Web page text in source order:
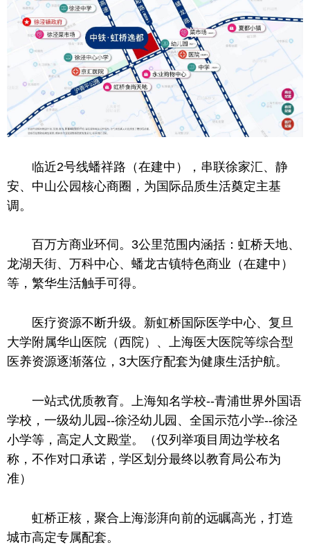
临近2号线蟠祥路（在建中） ， 串联徐家汇、静
安、中山公园核心商圈，为国际品质生活奠定主基
调。
百万方商业环伺。3公里范围内涵括：虹桥天地、
龙湖天街、万科中心、蟠龙古镇特色商业（在建中）
等，繁华生活触手可得。
医疗资源不断升级。新虹桥国际医学中心、复旦
大学附属华山医院（西院）、上海医大医院等综合型
医养资源逐渐落位，3大医疗配套为健康生活护航。
一站式优质教育。上海知名学校--青浦世界外国语
学校，一级幼儿园--徐泾幼儿园、全国示范小学--徐泾
小学等，高定人文殿堂。（仅列举项目周边学校名
称，不作对口承诺，学区划分最终以教育局公布为
准）
虹桥正核，聚合上海澎湃向前的远瞩高光，打造
城市高定专属配套。